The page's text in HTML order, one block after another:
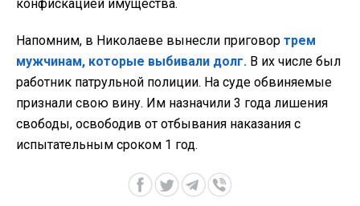
конфискацией имущества.
Напомним, в Николаеве вынесли приговор трем
мужчинам, которые выбивали долг. В их числе был
работник патрульной полиции. На суде обвиняемые
признали свою вину. Им назначили 3 года лишения
свободы, освободив от отбывания наказания с
испытательным сроком 1 год.